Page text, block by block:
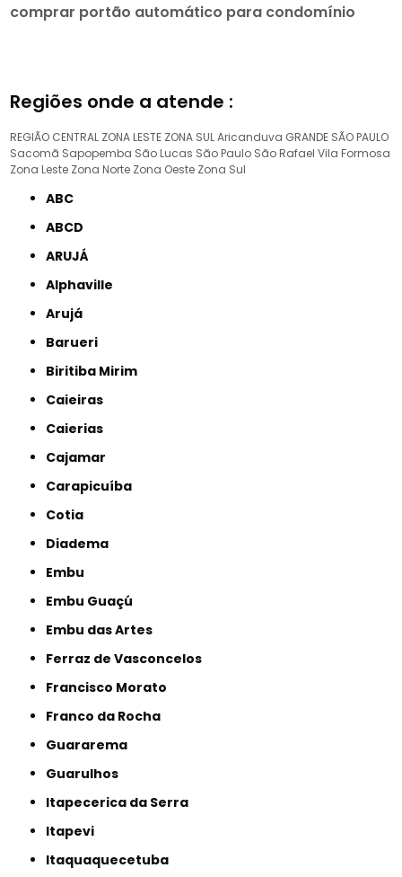
comprar portão automático para condomínio
Regiões onde a atende :
REGIÃO CENTRAL ZONA LESTE ZONA SULAricanduva GRANDE SÃO PAULO
Sacomã Sapopemba São Lucas São Paulo São Rafael Vila Formosa
Zona Leste Zona Norte Zona Oeste Zona Sul
ABC
ABCD
ARUJÁ
Alphaville
Arujá
Barueri
Biritiba Mirim
Caieiras
Caierias
Cajamar
Carapicuíba
Cotia
Diadema
Embu
Embu Guaçú
Embu das Artes
Ferraz de Vasconcelos
Francisco Morato
Franco da Rocha
Guararema
Guarulhos
Itapecerica da Serra
Itapevi
Itaquaquecetuba